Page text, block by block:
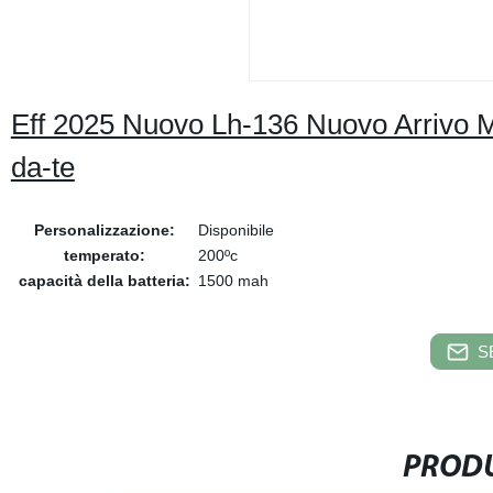
Eff 2025 Nuovo Lh-136 Nuovo Arrivo
da-te
Personalizzazione:
Disponibile
temperato:
200ºc
capacità della batteria: 1500 mah